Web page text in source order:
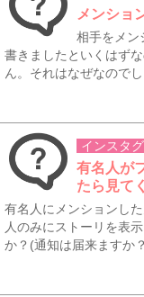
メンショ
相手をメン
書きましたといくはず
ん。それはなぜなのでし
インスタ
有名人が
たら見て
有名人にメンションし
人のみにストーリを表
か？(通知は届来ますか